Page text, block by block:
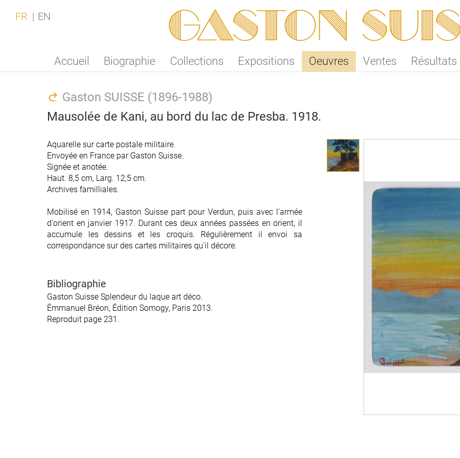
Gaston
Accueil Biographie Collections Expositions Oeuvres Ventes Résultats
FR EN
Gaston SUISSE (1896-1988)
Mausolée de Kani, au bord du lac de Presba. 1918.
Aquarelle sur carte postale militaire.
Envoyée en France par Gaston Suisse.
Signée et anotée.
Haut. 8,5 cm, Larg. 12,5 cm.
Archives familliales.
Mobilisé en 1914, Gaston Suisse part pour Verdun, puis avec l'armée
d'orient en janvier 1917. Durant ces deux années passées en orient, il
accumule les dessins et les croquis. Régulièrement il envoi sa
correspondance sur des cartes militaires qu'il décore.
Bibliographie
Gaston Suisse Splendeur du laque art déco.
Émmanuel Bréon, Édition Somogy, Paris 2013.
Reproduit page 231.